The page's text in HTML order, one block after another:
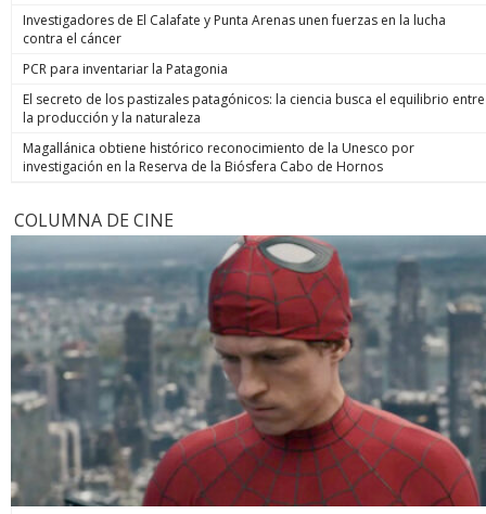
Investigadores de El Calafate y Punta Arenas unen fuerzas en la lucha
contra el cáncer
PCR para inventariar la Patagonia
El secreto de los pastizales patagónicos: la ciencia busca el equilibrio entre
la producción y la naturaleza
Magallánica obtiene histórico reconocimiento de la Unesco por
investigación en la Reserva de la Biósfera Cabo de Hornos
COLUMNA DE CINE